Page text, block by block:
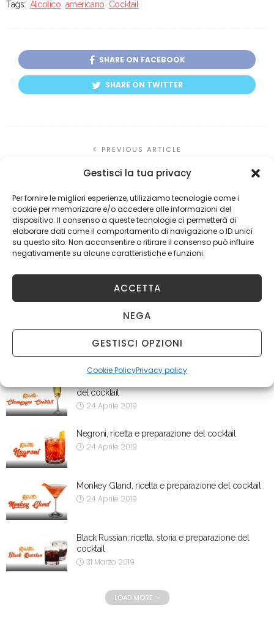
Gestisci la tua privacy
Per fornire le migliori esperienze, utilizziamo tecnologie come i
cookie per memorizzare e/o accedere alle informazioni del
dispositivo. Il consenso a queste tecnologie ci permetterà di
elaborare dati come il comportamento di navigazione o ID unici
su questo sito. Non acconsentire o ritirare il consenso può influire
negativamente su alcune caratteristiche e funzioni.
ACCETTA
NEGA
GESTISCI OPZIONI
Cookie PolicyPrivacy policy
Tags: Alcolico americano Cocktail
SHARE ON FACEBOOK
SHARE ON TWITTER
PREVIOUS ARTICLE
Aviation, ricetta e storia del cocktail
You Might Also Like
Il giro del mondo in 5 cocktail
22 Aprile 2024
Amuerte è il primo gin al mondo prodotto con
foglie di coca
del cocktail
24 Aprile 2019
Negroni, ricetta e preparazione del cocktail
24 Aprile 2019
Monkey Gland, ricetta e preparazione del cocktail
24 Aprile 2019
Black Russian: ricetta, storia e preparazione del
cocktail
31 Marzo 2019
LOAD MORE